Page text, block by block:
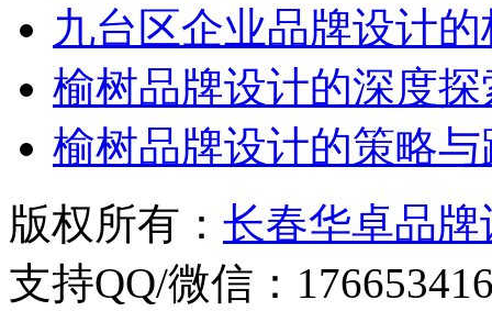
九台区企业品牌设计
榆树品牌设计的深度
榆树品牌设计的策略与
版权所有： 长春华卓品
支持QQ/微信：